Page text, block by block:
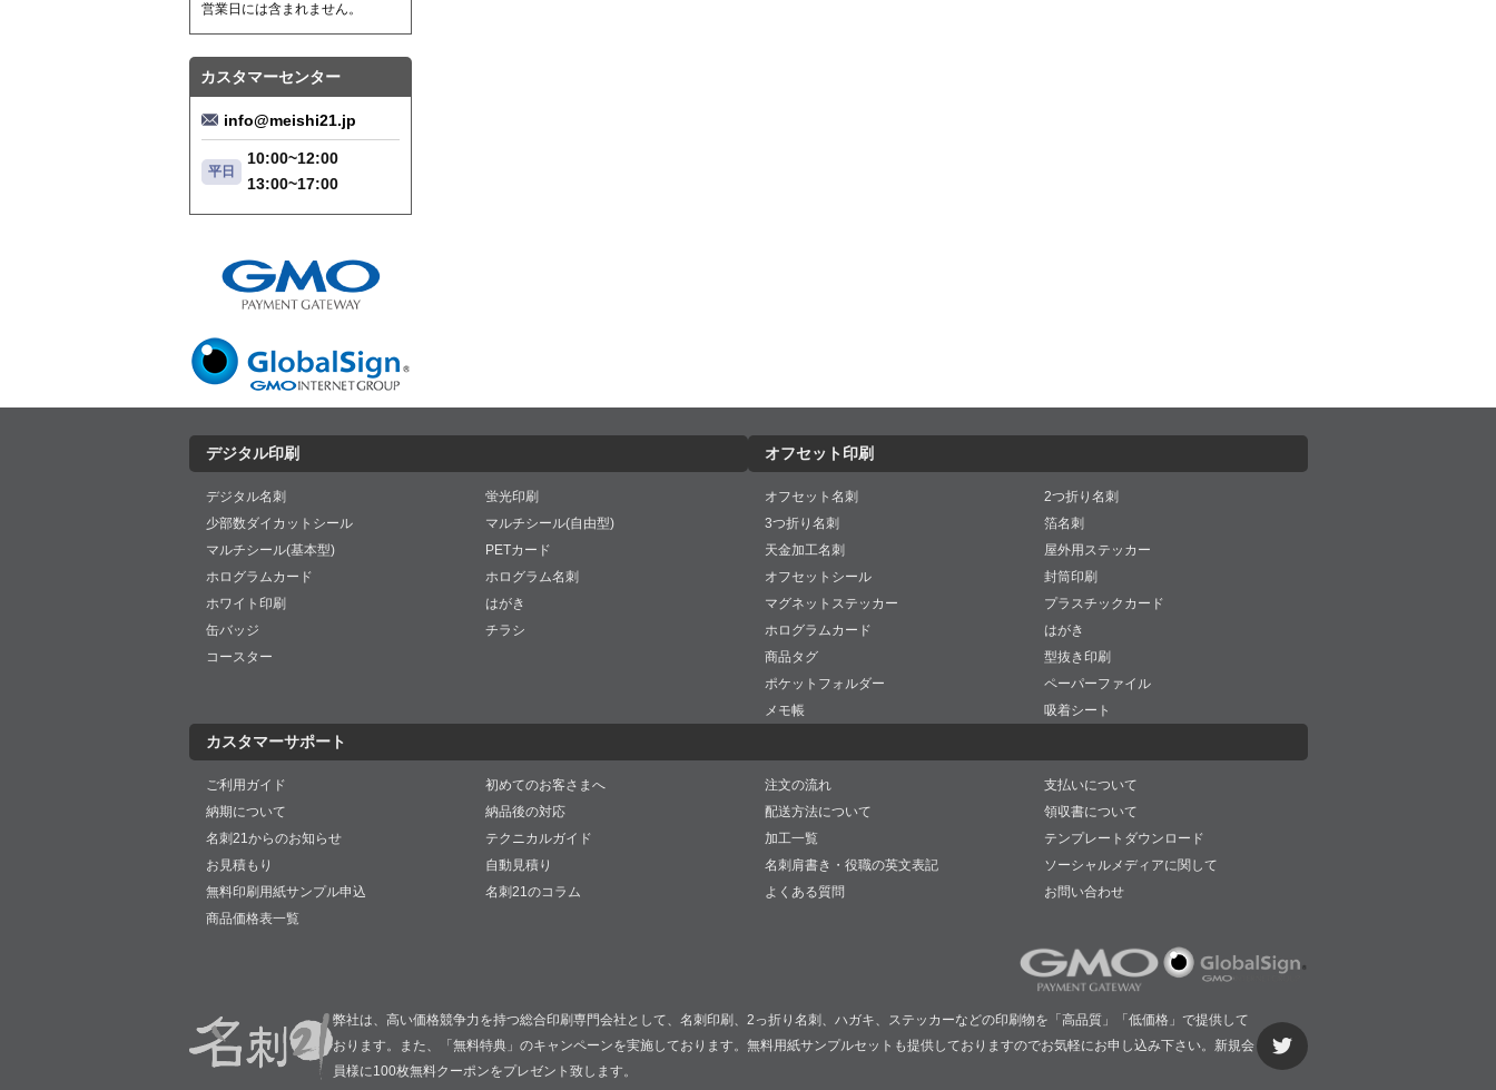
営業日には含まれません。
カスタマーセンター
info@meishi21.jp
平日
10:00~12:00
13:00~17:00
デジタル印刷
デジタル名刺
蛍光印刷
少部数ダイカットシール
マルチシール(自由型)
マルチシール(基本型)
PETカード
ホログラムカード
ホログラム名刺
ホワイト印刷
はがき
缶バッジ
チラシ
コースター
オフセット印刷
オフセット名刺
2つ折り名刺
3つ折り名刺
箔名刺
天金加工名刺
屋外用ステッカー
オフセットシール
封筒印刷
マグネットステッカー
プラスチックカード
ホログラムカード
はがき
商品タグ
型抜き印刷
ポケットフォルダー
ペーパーファイル
メモ帳
吸着シート
カスタマーサポート
ご利用ガイド 初めてのお客さまへ 注文の流れ
支払いについて
納期について
納品後の対応 配送方法について
領収書について
名刺21からのお知らせ
テクニカルガイド 加工一覧
テンプレートダウンロード
お見積もり
自動見積り 名刺肩書き・役職の英文表記
ソーシャルメディアに関して
無料印刷用紙サンプル申込
名刺21のコラム よくある質問
お問い合わせ
商品価格表一覧
弊社は、高い価格競争力を持つ総合印刷専門会社として、名刺印刷、2っ折り名刺、ハガキ、ステッカーなどの印刷物を「高品質」「低価格」で提供して
おります。また、「無料特典」のキャンペーンを実施しております。無料用紙サンプルセットも提供しておりますのでお気軽にお申し込み下さい。新規会
員様に100枚無料クーポンをプレゼント致します。